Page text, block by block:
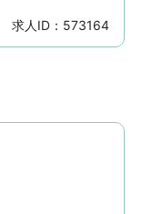
求人ID： 573164